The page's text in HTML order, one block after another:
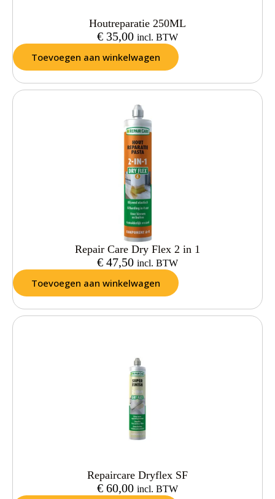
Houtreparatie 250ML
€ 35,00 incl. BTW
Toevoegen aan winkelwagen
Repair Care Dry Flex 2 in 1
€ 47,50 incl. BTW
Toevoegen aan winkelwagen
Repaircare Dryflex SF
€ 60,00 incl. BTW